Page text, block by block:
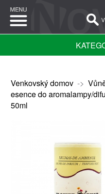
Venkovský domov->
esence do aromalampy/
50ml